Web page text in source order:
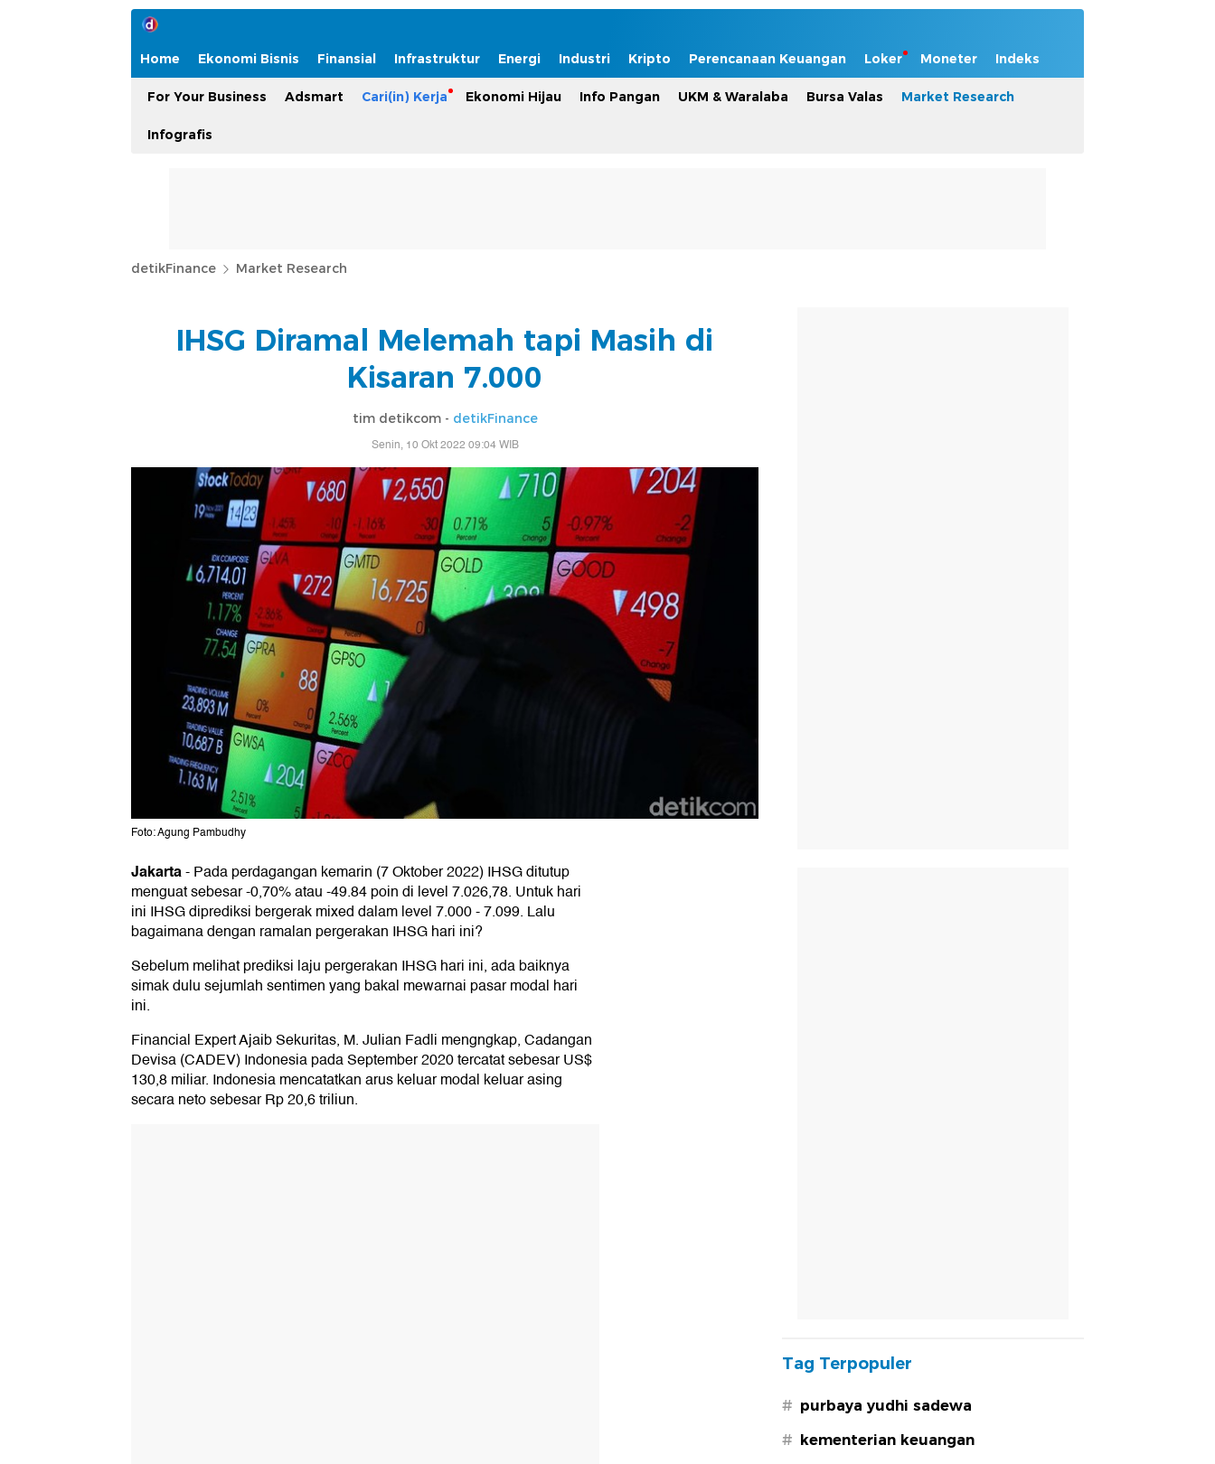
Home Ekonomi Bisnis Finansial Infrastruktur Energi Industri Kripto Perencanaan Keuangan Loker Moneter Indeks
For Your Business Adsmart Cari(in) Kerja Ekonomi Hijau Info Pangan UKM & Waralaba Bursa Valas Market Research
Infografis
detikFinance Market Research
IHSG Diramal Melemah tapi Masih di
Kisaran 7.000
tim detikcom - detikFinance
Senin, 10 Okt 2022 09:04 WIB
Foto: Agung Pambudhy
Jakarta-Pada perdagangan kemarin (7 Oktober 2022) IHSG ditutup
menguat sebesar -0,70% atau -49.84 poin di level 7.026,78. Untuk hari
ini IHSG diprediksi bergerak mixed dalam level 7.000 - 7.099. Lalu
bagaimana dengan ramalan pergerakan IHSG hari ini?
Sebelum melihat prediksi laju pergerakan IHSG hari ini, ada baiknya
simak dulu sejumlah sentimen yang bakal mewarnai pasar modal hari
ini.
Financial Expert Ajaib Sekuritas, M. Julian Fadli mengngkap, Cadangan
Devisa (CADEV) Indonesia pada September 2020 tercatat sebesar US$
130,8 miliar. Indonesia mencatatkan arus keluar modal keluar asing
secara neto sebesar Rp 20,6 triliun.
Tag Terpopuler
# purbaya yudhi sadewa
# kementerian keuangan